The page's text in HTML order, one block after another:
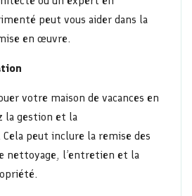
peut vous aider dans la
en œuvre.
votre maison de vacances en
la gestion et la
peut inclure la remise des
nettoyage, l’entretien et la